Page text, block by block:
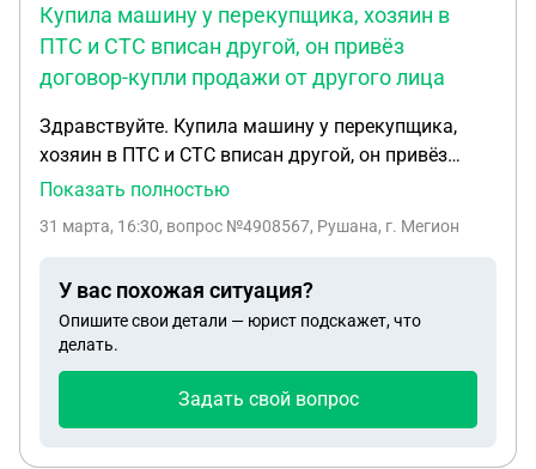
Купила машину у перекупщика, хозяин в
ПТС и СТС вписан другой, он привёз
договор-купли продажи от другого лица
Здравствуйте. Купила машину у перекупщика,
хозяин в ПТС и СТС вписан другой, он привёз
договор-купли продажи от другого лица в 3-х
решила проверить авто в СТО, но к сожалению
в ужасном состояние и хочу вернуть продавцу.
Подскажите, считается ли не подписанный
договор незаконченным и обязан ли продавец
Показать полностью
31 марта, 16:30, вопрос №4908567, Рушана, г. Мегион
У вас похожая ситуация?
Опишите свои детали — юрист подскажет, что
делать.
Задать свой вопрос